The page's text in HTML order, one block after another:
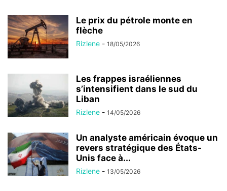
Le prix du pétrole monte en
flèche
Rizlene - 18/05/2026
Les frappes israéliennes
s’intensifient dans le sud du
Liban
Rizlene - 14/05/2026
Un analyste américain évoque un
revers stratégique des États-
Unis face à...
Rizlene - 13/05/2026